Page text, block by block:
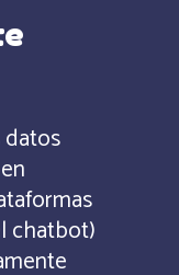
chatbot)